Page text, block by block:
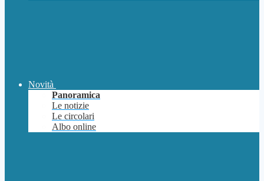
Novità
Panoramica
Le notizie
Le circolari
Albo online